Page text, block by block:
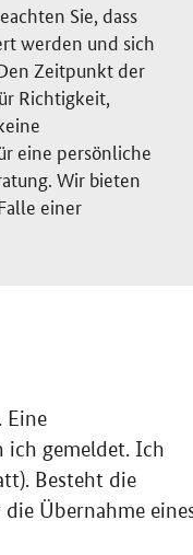
Sie, dass
werden und sich
Zeitpunkt der
Richtigkeit,
eine persönliche
Wir bieten
einer
Eine
ich gemeldet. Ich
Besteht die
die Übernahme